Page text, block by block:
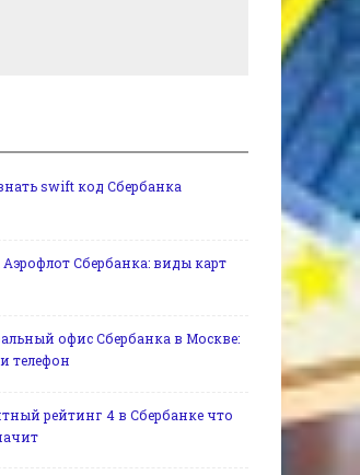
swift код Сбербанка
Аэрофлот Сбербанка: виды карт
офис Сбербанка в Москве:
телефон
рейтинг 4 в Сбербанке что